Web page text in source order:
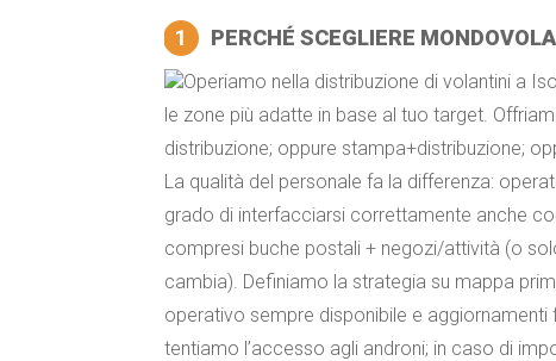
1 PERCHÉ SCEGLIERE
Operiamo nella distribuzione di volantini a
le zone più adatte in base al tuo target.
distribuzione; oppure stampa+distribuzione;
La qualità del personale fa la differenza:
grado di interfacciarsi correttamente anche
compresi buche postali + negozi/attività (o
cambia). Definiamo la strategia su mappa
operativo sempre disponibile e
tentiamo l’accesso agli androni; in caso di